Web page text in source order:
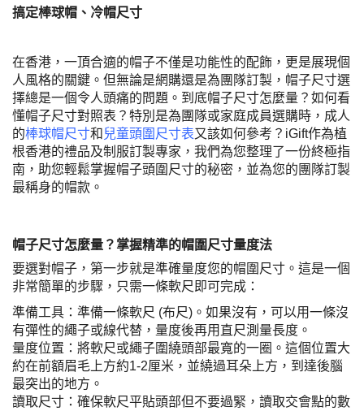
搞定棒球帽、冷帽尺寸
在香港，一頂合適的帽子不僅是功能性的配飾，更是展現個
人風格的關鍵。但無論是網購還是為團隊訂製，帽子尺寸選
擇總是一個令人頭痛的問題。到底帽子尺寸怎麼量？如何看
懂帽子尺寸對照表？特別是為團隊或家庭成員選購時，成人
的棒球帽尺寸和 兒童頭圍尺寸表又該如何參考？iGift作為植
根香港的禮品及制服訂製專家，我們為您整理了一份終極指
南，助您輕鬆掌握帽子頭圍尺寸的秘密，並為您的團隊訂製
最稱身的帽款。
帽子尺寸怎麼量？掌握精準的帽圍尺寸量度法
要選對帽子，第一步就是準確量度您的帽圍尺寸。這是一個
非常簡單的步驟，只需一條軟尺即可完成：
準備工具：準備一條軟尺 (布尺)。如果沒有，可以用一條沒
有彈性的繩子或線代替，量度後再用直尺測量長度。
量度位置：將軟尺或繩子圍繞頭部最寬的一圈。這個位置大
約在前額眉毛上方約1-2厘米，並繞過耳朵上方，到達後腦
最突出的地方。
讀取尺寸：確保軟尺平貼頭部但不要過緊，讀取交會點的數